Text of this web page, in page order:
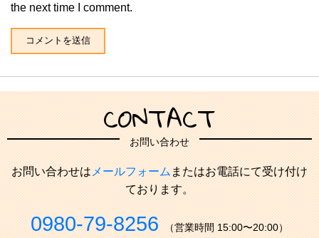
the next time I comment.
CONTACT
お問い合わせ
お問い合わせはメールフォームまたはお電話にて受け付け
ております。
0980-79-8256 （営業時間 15:00〜20:00）